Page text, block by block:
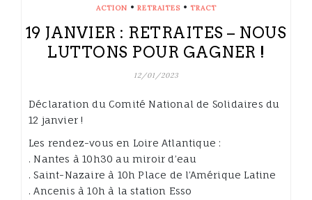
ACTION • RETRAITES• TRACT
19 JANVIER : RETRAITES – NOUS
LUTTONS POUR GAGNER !
12/01/2023
Déclaration du Comité National de Solidaires du
12 janvier !
Les rendez-vous en Loire Atlantique :
. Nantes à 10h30 au miroir d’eau
. Saint-Nazaire à 10h Place de l’Amérique Latine
. Ancenis à 10h à la station Esso